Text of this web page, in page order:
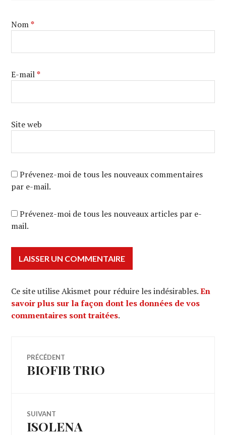
Nom*
E-mail*
Site web
Prévenez-moi de tous les nouveaux commentaires
par e-mail.
Prévenez-moi de tous les nouveaux articles par e-
mail.
Ce site utilise Akismet pour réduire les indésirables.En
savoir plus sur la façon dont les données de vos
commentaires sont traitées.
Navigation
de
l’article
PRÉCÉDENT
Article
BIOFIB TRIO
SUIVANT
Article
ISOLENA